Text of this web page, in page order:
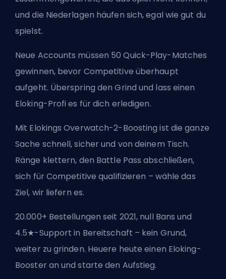
und die Niederlagen häufen sich, egal wie gut du
spielst.
Neue Accounts müssen 50 Quick-Play-Matches
gewinnen, bevor Competitive überhaupt
aufgeht. Überspring den Grind und lass einen
Eloking-Profi es für dich erledigen.
Mit Elokings Overwatch-2-Boosting ist die ganze
Sache schnell, sicher und von deinem Tisch.
Ränge klettern, den Battle Pass abschließen,
sich für Competitive qualifizieren – wähle das
Ziel, wir liefern es.
20.000+ Bestellungen seit 2021, null Bans und
4.5★-Support in Bereitschaft – kein Grund,
weiter zu grinden. Heuere heute einen Eloking-
Booster an und starte den Aufstieg.